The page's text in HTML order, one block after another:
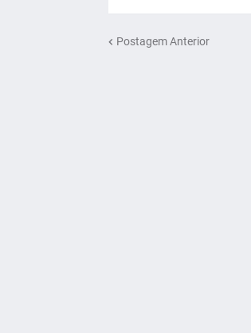
Postagem Anterior